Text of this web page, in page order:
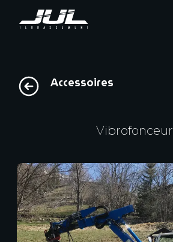
Accessoires
Vibrofonceur